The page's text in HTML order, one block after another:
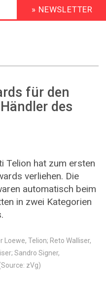
HEADER
MENU
» NEWSLETTER
für den
des
Telion hat zum ersten
verliehen. Die
automatisch beim
in zwei Kategorien
Loewe, Telion; Reto Walliser,
Sandro Signer,
zVg)